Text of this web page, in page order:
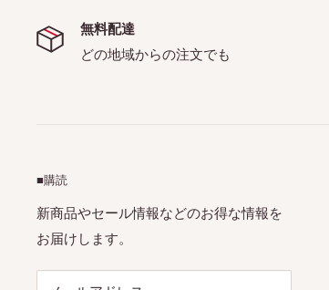
無料配達
どの地域からの注文でも
■購読
新商品やセール情報などのお得な情報を
お届けします。